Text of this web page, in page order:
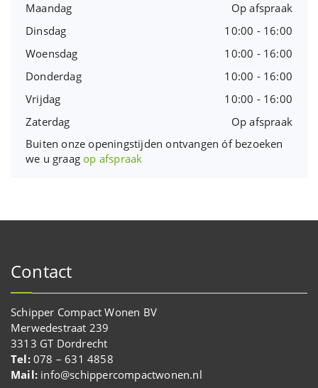
Maandag
Op afspraak
Dinsdag
10:00 - 16:00
Woensdag
10:00 - 16:00
Donderdag
10:00 - 16:00
Vrijdag
10:00 - 16:00
Zaterdag
Op afspraak
Buiten onze openingstijden ontvangen óf bezoeken
we u graagop afspraak
Contact
Schipper Compact Wonen BV
Merwedestraat 239
3313 GT Dordrecht
Tel:078 – 631 4858
Mail: info@schippercompactwonen.nl